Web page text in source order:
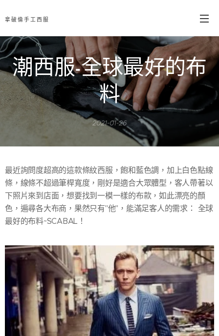
拿破倫手工西服
潮西服-全球最好的布
料
2021-01-26
最近詢問度超高的這款條紋西服，飽和藍色調，加上白色點線
條，線條不超過筆桿寬度，剛好是適合大眾體型，客人帶著以
下照片來到店面，想要找到一模一樣的布款，如此漂亮的顏
色，遍尋各大布商，果然只有"他"，能滿足客人的需求： 全球
最好的布料~SCABAL！